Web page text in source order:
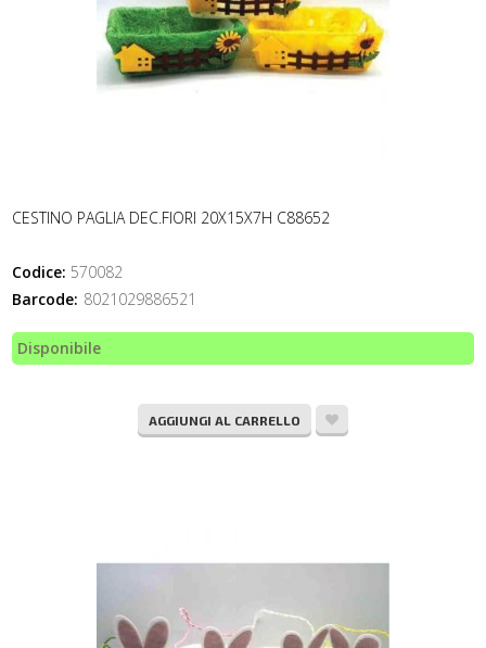
CESTINO PAGLIA DEC.FIORI 20X15X7H C88652
Codice: 570082
Barcode: 8021029886521
Disponibile
AGGIUNGI AL CARRELLO